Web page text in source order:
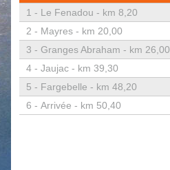
1 - Le Fenadou - km 8,20
2 - Mayres - km 20,00
3 - Granges Abraham - km 26,00
4 - Jaujac - km 39,30
5 - Fargebelle - km 48,20
6 - Arrivée - km 50,40